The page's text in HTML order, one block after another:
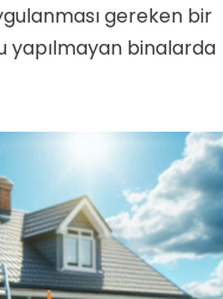
gereken bir
yapılmayan binalarda